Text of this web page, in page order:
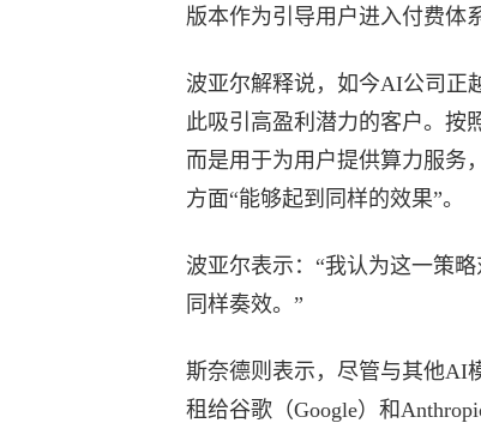
版本作为引导用户进入付费体
波亚尔解释说，如今AI公司正
此吸引高盈利潜力的客户。按
而是用于为用户提供算力服务
方面“能够起到同样的效果”。
波亚尔表示：“我认为这一策
同样奏效。”
斯奈德则表示，尽管与其他AI
租给谷歌（Google）和